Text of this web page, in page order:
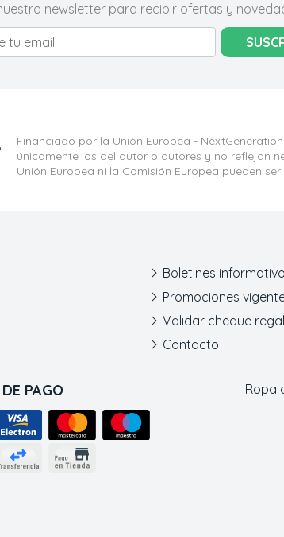
newsletter para recibir ofertas y
Financiado por la Unión Europea -
únicamente los del autor o autores y no reflejan
Unión Europea ni la Comisión Europea pueden
PAGO
Boletines
Promociones
Validar cheque
Contacto
Ropa